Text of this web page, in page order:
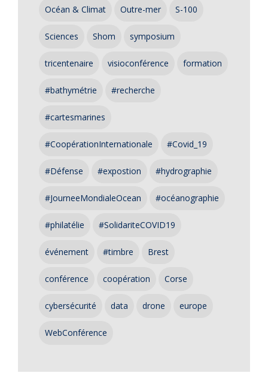
Océan & Climat Outre-mer S-100
Sciences Shom symposium
tricentenaire visioconférence formation
#bathymétrie #recherche
#cartesmarines
#CoopérationInternationale #Covid_19
#Défense #expostion #hydrographie
#JourneeMondialeOcean #océanographie
#philatélie #SolidariteCOVID19
événement #timbre Brest
conférence coopération Corse
cybersécurité data drone europe
WebConférence